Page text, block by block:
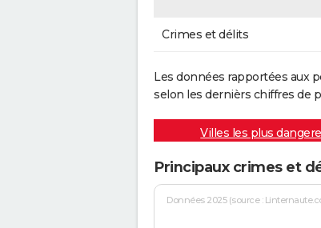
Crimes et délits
Les données rapportées aux
selon les dernièrs chiffres de
Villes les plus
Principaux crimes et
Données 2025 (source :